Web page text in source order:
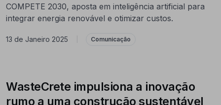
COMPETE 2030, aposta em inteligência artificial para
integrar energia renovável e otimizar custos.
13 de Janeiro 2025 Comunicação
WasteCrete impulsiona a inovação
rumo a uma construção sustentável